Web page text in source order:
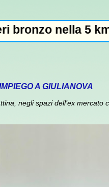
km: "Ora ci
A GIULIANOVA
negli spazi dell’ex mercato